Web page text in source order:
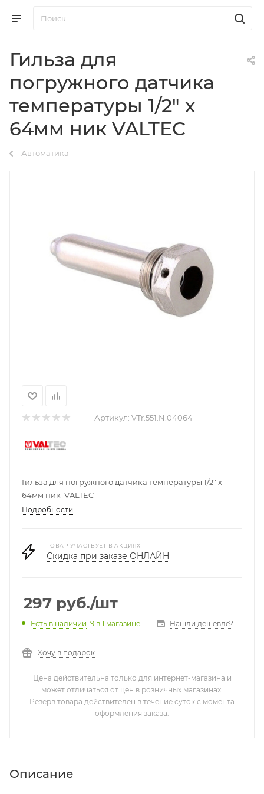
Гильза для
погружного датчика
температуры 1/2" х
64мм ник VALTEC
Автоматика
Артикул: VTr.551.N.04064
Гильза для погружного датчика температуры 1/2" х
64мм ник VALTEC
Подробности
ТОВАР УЧАСТВУЕТ В АКЦИЯХ
Скидка при заказе ОНЛАЙН
297 руб./шт
Есть в наличии: 9 в 1 магазине Нашли дешевле?
Хочу в подарок
Цена действительна только для интернет-магазина и
может отличаться от цен в розничных магазинах.
Резерв товара действителен в течение суток с момента
оформления заказа.
Описание